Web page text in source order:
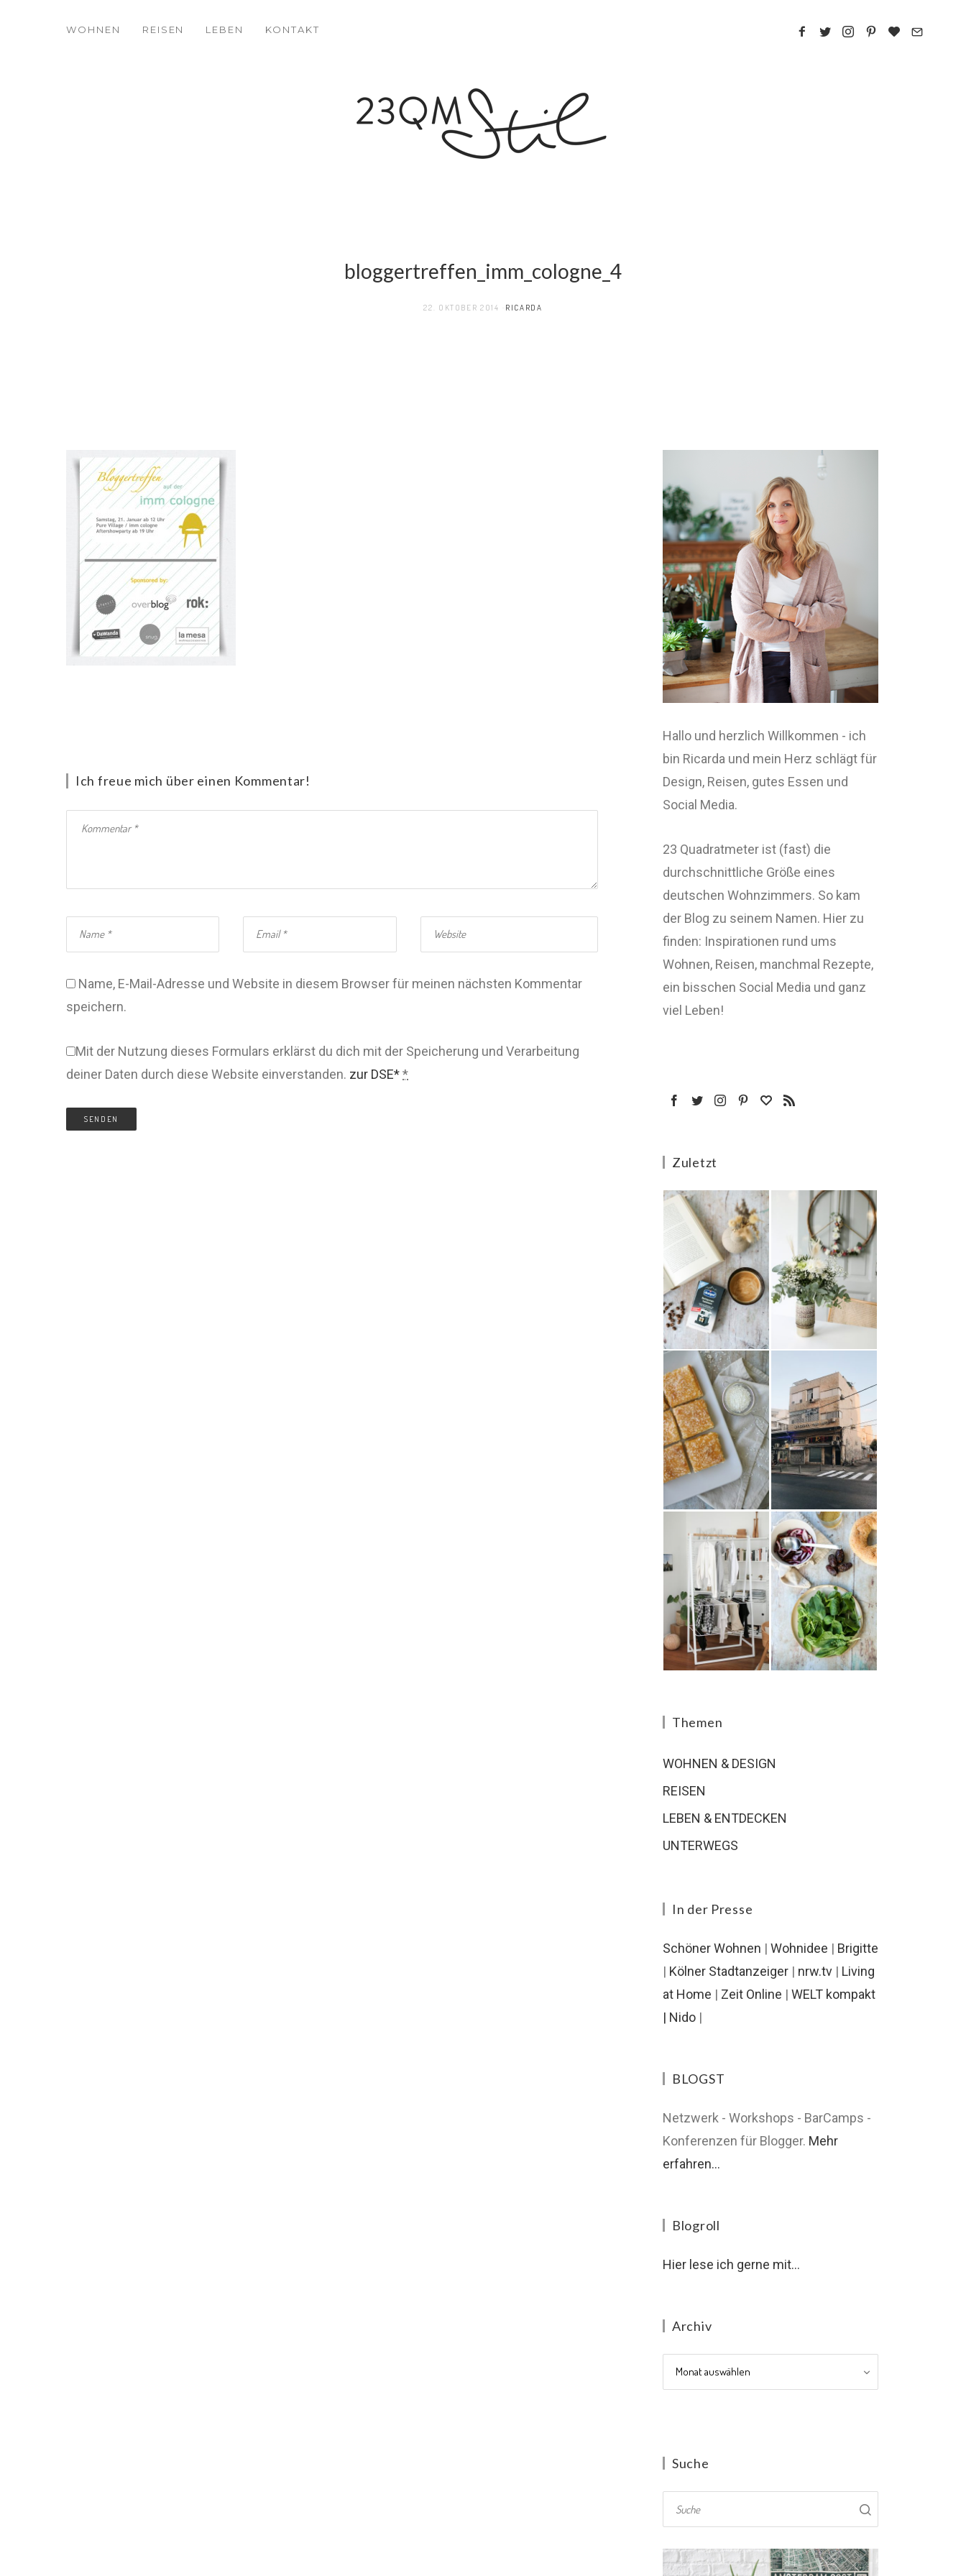
WOHNEN REISEN LEBEN KONTAKT
bloggertreffen_imm_cologne_4
22. OKTOBER 2014 RICARDA
Ich freue mich über einen Kommentar!
Name, E-Mail-Adresse und Website in diesem Browser für meinen nächsten Kommentar
speichern.
Mit der Nutzung dieses Formulars erklärst du dich mit der Speicherung und Verarbeitung
deiner Daten durch diese Website einverstanden. zur DSE**
Hallo und herzlich Willkommen - ich
bin Ricarda und mein Herz schlägt für
Design, Reisen, gutes Essen und
Social Media.
23 Quadratmeter ist (fast) die
durchschnittliche Größe eines
deutschen Wohnzimmers. So kam
der Blog zu seinem Namen. Hier zu
finden: Inspirationen rund ums
Wohnen, Reisen, manchmal Rezepte,
ein bisschen Social Media und ganz
viel Leben!
Zuletzt
Themen
WOHNEN & DESIGN
REISEN
LEBEN & ENTDECKEN
UNTERWEGS
In der Presse
Schöner Wohnen | Wohnidee | Brigitte
| Kölner Stadtanzeiger | nrw.tv | Living
at Home | Zeit Online | WELT kompakt
| Nido |
BLOGST
Netzwerk - Workshops - BarCamps -
Konferenzen für Blogger. Mehr
erfahren...
Blogroll
Hier lese ich gerne mit...
Archiv
Archiv
Suche